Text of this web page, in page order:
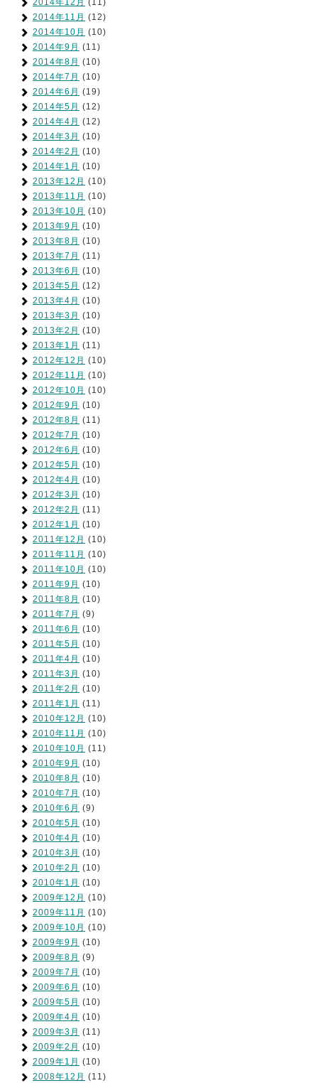
2014年12月 (11)
2014年11月 (12)
2014年10月 (10)
2014年9月 (11)
2014年8月 (10)
2014年7月 (10)
2014年6月 (19)
2014年5月 (12)
2014年4月 (12)
2014年3月 (10)
2014年2月 (10)
2014年1月 (10)
2013年12月 (10)
2013年11月 (10)
2013年10月 (10)
2013年9月 (10)
2013年8月 (10)
2013年7月 (11)
2013年6月 (10)
2013年5月 (12)
2013年4月 (10)
2013年3月 (10)
2013年2月 (10)
2013年1月 (11)
2012年12月 (10)
2012年11月 (10)
2012年10月 (10)
2012年9月 (10)
2012年8月 (11)
2012年7月 (10)
2012年6月 (10)
2012年5月 (10)
2012年4月 (10)
2012年3月 (10)
2012年2月 (11)
2012年1月 (10)
2011年12月 (10)
2011年11月 (10)
2011年10月 (10)
2011年9月 (10)
2011年8月 (10)
2011年7月 (9)
2011年6月 (10)
2011年5月 (10)
2011年4月 (10)
2011年3月 (10)
2011年2月 (10)
2011年1月 (11)
2010年12月 (10)
2010年11月 (10)
2010年10月 (11)
2010年9月 (10)
2010年8月 (10)
2010年7月 (10)
2010年6月 (9)
2010年5月 (10)
2010年4月 (10)
2010年3月 (10)
2010年2月 (10)
2010年1月 (10)
2009年12月 (10)
2009年11月 (10)
2009年10月 (10)
2009年9月 (10)
2009年8月 (9)
2009年7月 (10)
2009年6月 (10)
2009年5月 (10)
2009年4月 (10)
2009年3月 (11)
2009年2月 (10)
2009年1月 (10)
2008年12月 (11)